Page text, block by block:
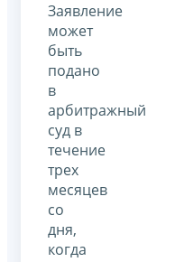
Заявление
может
быть
подано
в
арбитражный
суд в
течение
трех
месяцев
со
дня,
когда